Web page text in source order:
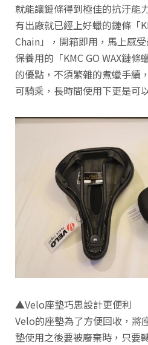
就能讓鏈條得到極佳的抗汙能
有出廠就已經上好蠟的鏈條「
Chain」，開箱即用，馬上感
保養用的「KMC GO WAX鏈條
的優點，不須繁雜的煮蠟手續
可騎乘，長時間使用下更是可
▲Velo座墊巧思設計更便利
Velo的座墊為了方便回收，將
墊使用之後要被廢棄時，只要